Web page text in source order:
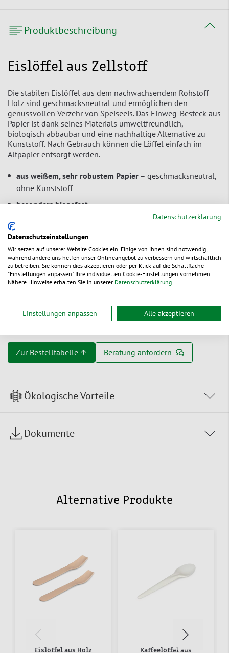
Produktbeschreibung
Eislöffel aus Zellstoff
Die stabilen Eislöffel aus dem nachwachsendem Rohstoff
Holz sind geschmacksneutral und ermöglichen den
genussvollen Verzehr von Speiseeis. Das Einweg-Besteck aus
Papier ist dank seines Materials umweltfreundlich,
biologisch abbaubar und eine nachhaltige Alternative zu
Kunststoff. Nach Gebrauch können die Löffel einfach im
Altpapier entsorgt werden.
aus weißem, sehr robustem Papier – geschmacksneutral,
ohne Kunststoff
besonders biegefest
glatte Oberfläche – für einen besonders angenehmen
Esskomfort
für kalte und leicht warme Speisen geeignet (-25 °C bis
max. +40 °C)
im Altpapier zu entsorgen
Zur Bestelltabelle ↑ Beratung anfordern
Ökologische Vorteile
Dokumente
Alternative Produkte
Eislöffel aus Holz Kaffeelöffel aus
Datenschutzerklärung
Datenschutzeinstellungen
Wir setzen auf unserer Website Cookies ein. Einige von ihnen sind notwendig,
während andere uns helfen unser Onlineangebot zu verbessern und wirtschaftlich
zu betreiben. Sie können dies akzeptieren oder per Klick auf die Schaltfläche
"Einstellungen anpassen" Ihre individuellen Cookie-Einstellungen vornehmen.
Nähere Hinweise erhalten Sie in unserer Datenschutzerklärung.
Einstellungen anpassen Alle akzeptieren